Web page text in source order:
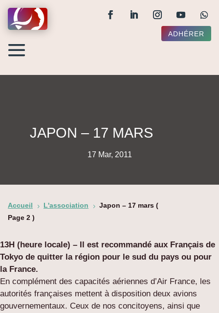
ADHÉRER
JAPON – 17 MARS
17 Mar, 2011
Accueil 5 L'association 5 Japon – 17 mars (
Page 2 )
13H (heure locale) – Il est recommandé aux Français de
Tokyo de quitter la région pour le sud du pays ou pour
la France.
En complément des capacités aériennes d’Air France, les
autorités françaises mettent à disposition deux avions
gouvernementaux. Ceux de nos concitoyens, ainsi que